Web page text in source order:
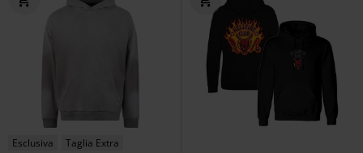
Esclusiva
Taglia Extra